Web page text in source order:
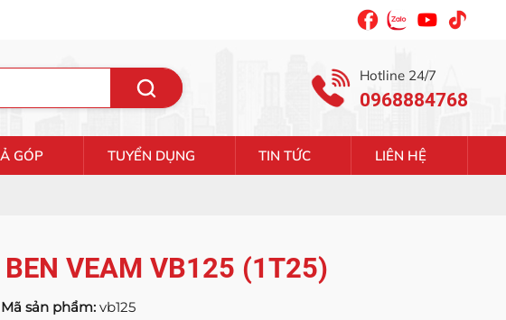
Hotline 24/7
0968884768
GÓP TUYỂN DỤNG TIN TỨC LIÊN HỆ
BEN VEAM VB125 (1T25)
Mã sản phẩm: vb125